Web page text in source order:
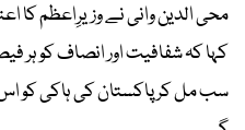
محی الدین وانی نے وزیرِاعظم کا
کہا کہ شفافیت اور انصاف کو ہر
سب مل کر پاکستان کی ہاکی کو اس